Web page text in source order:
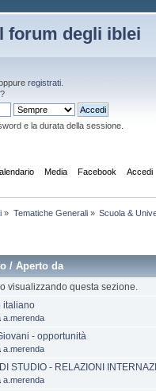
forum degli iblei
registrati
?
e la durata della sessione.
Media Facebook Accedi
» Tematiche Generali» Scuola &
/Aperto da
visualizzando questa sezione.
italiano
a.merenda
- opportunità
a.merenda
STUDIO - RELAZIONI
a.merenda